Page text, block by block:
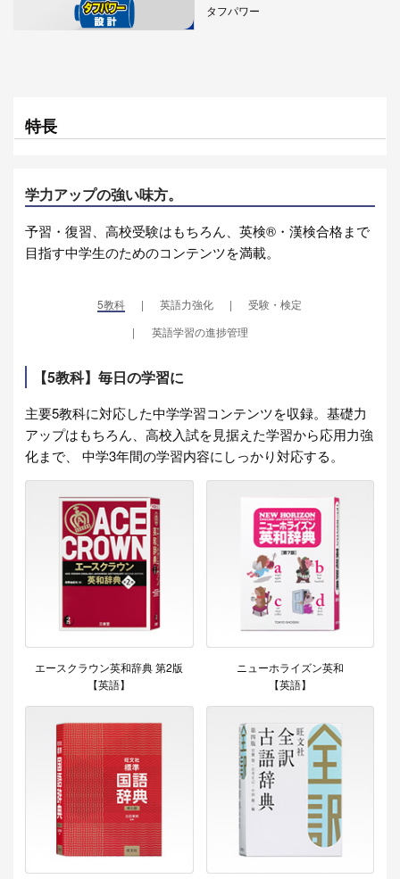
タフパワー
特長
学力アップの強い味方。
予習・復習、高校受験はもちろん、英検®・漢検合格まで
目指す中学生のためのコンテンツを満載。
5教科 英語力強化
受験・検定
英語学習の進捗管理
【5教科】毎日の学習に
主要5教科に対応した中学学習コンテンツを収録。基礎力
アップはもちろん、高校入試を見据えた学習から応用力強
化まで、 中学3年間の学習内容にしっかり対応する。
エースクラウン英和辞典 第2版
【英語】
ニューホライズン英和
【英語】